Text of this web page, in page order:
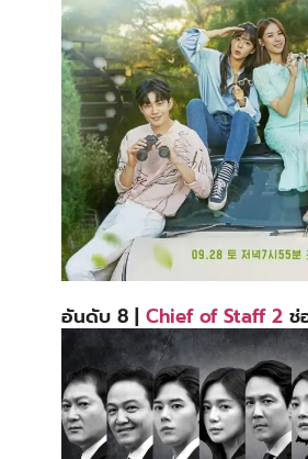
อันดับ 8 | Chief of Staff 2 ช่